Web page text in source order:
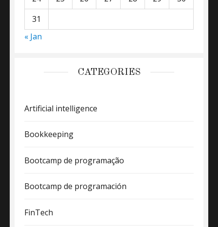
31
« Jan
CATEGORIES
Artificial intelligence
Bookkeeping
Bootcamp de programação
Bootcamp de programación
FinTech